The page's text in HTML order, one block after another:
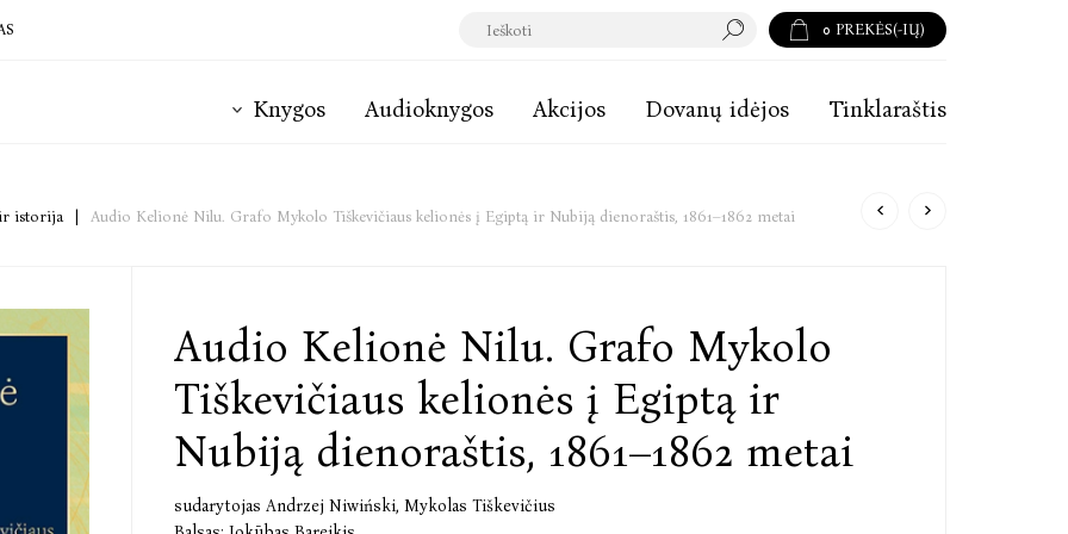
0 PREKĖS(-IŲ)
Knygos Audioknygos Akcijos Dovanų idėjos Tinklaraštis
istorija Audio Kelionė Nilu. Grafo Mykolo Tiškevičiaus kelionės į Egiptą ir Nubiją dienoraštis, 1861–1862 metai
Audio Kelionė Nilu. Grafo Mykolo
Tiškevičiaus kelionės į Egiptą ir
Nubiją dienoraštis, 1861–1862 metai
sudarytojas Andrzej Niwiński, Mykolas Tiškevičius